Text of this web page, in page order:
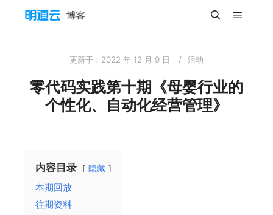
更新于： 2022 年 12 月 9 日 活动
零代码实践第十期《母婴行业的
个性化、自动化经营管理》
内容目录 隐藏
本期回放
往期资料